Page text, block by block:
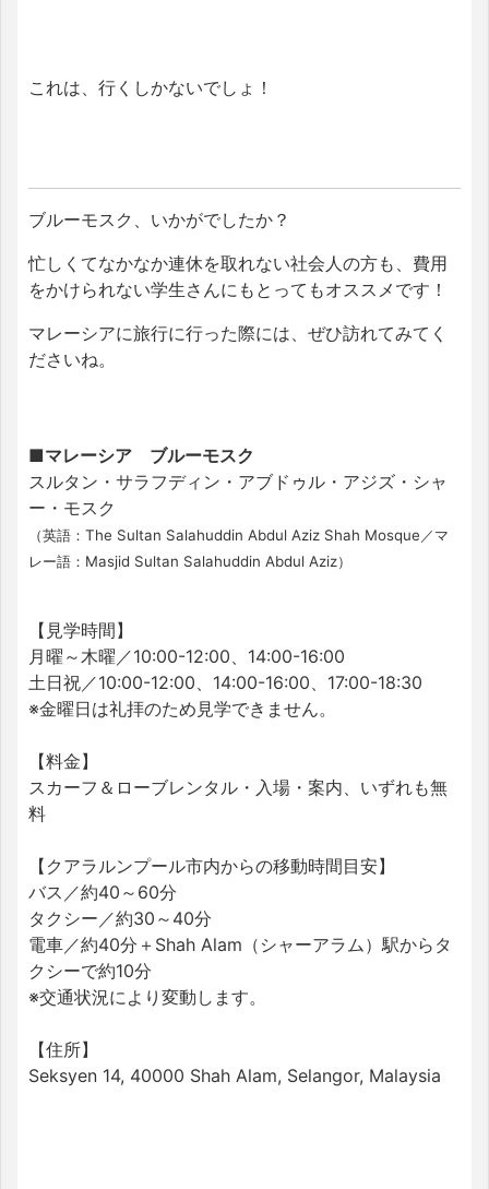
これは、行くしかないでしょ！
ブルーモスク、いかがでしたか？
忙しくてなかなか連休を取れない社会人の方も、費用
をかけられない学生さんにもとってもオススメです！
マレーシアに旅行に行った際には、ぜひ訪れてみてく
ださいね。
■マレーシア ブルーモスク
スルタン・サラフディン・アブドゥル・アジズ・シャ
ー・モスク
（英語：The Sultan Salahuddin Abdul Aziz Shah Mosque／マ
レー語：Masjid Sultan Salahuddin Abdul Aziz）
【見学時間】
月曜～木曜／10:00-12:00、14:00-16:00
土日祝／10:00-12:00、14:00-16:00、17:00-18:30
※金曜日は礼拝のため見学できません。
【料金】
スカーフ＆ローブレンタル・入場・案内、いずれも無
料
【クアラルンプール市内からの移動時間目安】
バス／約40～60分
タクシー／約30～40分
電車／約40分＋Shah Alam（シャーアラム）駅からタ
クシーで約10分
※交通状況により変動します。
【住所】
Seksyen 14, 40000 Shah Alam, Selangor, Malaysia